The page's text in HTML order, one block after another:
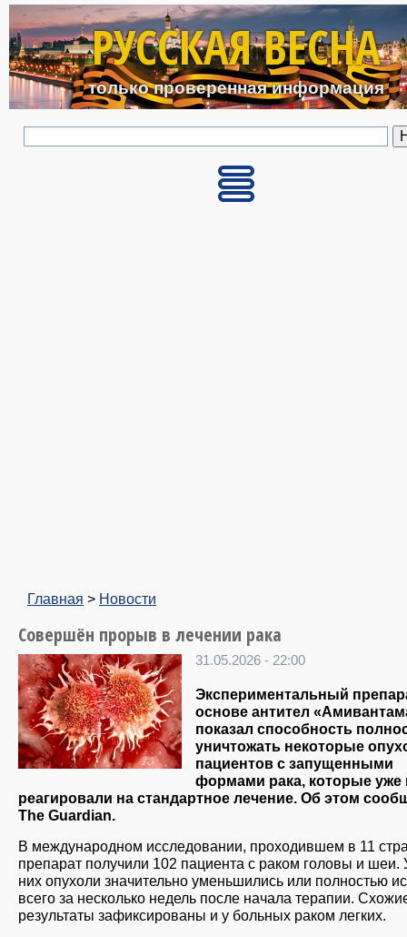
Перейти к основному
РУССКАЯ ВЕСНА
только проверенная информация
Главная > Новости
Совершён прорыв в лечении рака
31.05.2026 - 22:00
Экспериментальный
основе антител
показал способность
уничтожать некоторые
пациентов с запущенными
формами рака, которые уже
реагировали на стандартное лечение. Об этом
The Guardian.
В международном исследовании, проходившем в 11
препарат получили 102 пациента с раком головы и шеи.
них опухоли значительно уменьшились или полностью
всего за несколько недель после начала терапии.
результаты зафиксированы и у больных раком легких.